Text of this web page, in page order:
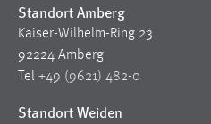
Standort Amberg
Kaiser-Wilhelm-Ring 23
92224 Amberg
Tel +49 (9621) 482-0
Standort Weiden